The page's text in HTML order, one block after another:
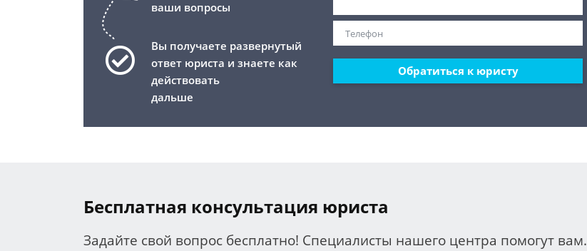
ваши вопросы
Вы получаете развернутый
ответ юриста и знаете как
действовать
дальше
Обратиться к юристу
Бесплатная консультация юриста
Задайте свой вопрос бесплатно! Специалисты нашего центра помогут вам.